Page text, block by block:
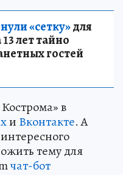
«сетку»для
лет тайно
гостей
в
и Вконтакте. А
тему для
чат-бот